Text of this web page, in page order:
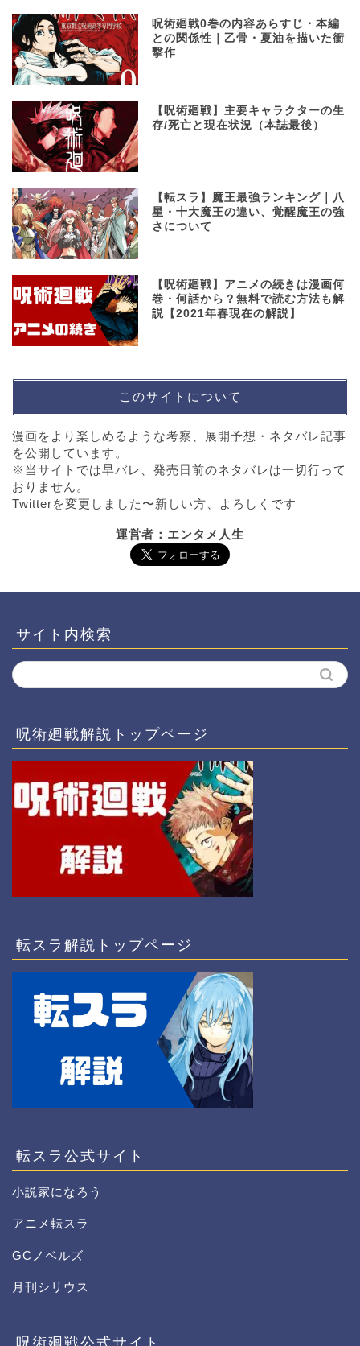
呪術廻戦0巻の内容あらすじ・本編
との関係性｜乙骨・夏油を描いた衝
撃作
【呪術廻戦】主要キャラクターの生
存/死亡と現在状況（本誌最後）
【転スラ】魔王最強ランキング｜八
星・十大魔王の違い、覚醒魔王の強
さについて
【呪術廻戦】アニメの続きは漫画何
巻・何話から？無料で読む方法も解
説【2021年春現在の解説】
このサイトについて
漫画をより楽しめるような考察、展開予想・ネタバレ記事
を公開しています。
※当サイトでは早バレ、発売日前のネタバレは一切行って
おりません。
Twitterを変更しました〜新しい方、よろしくです
運営者：エンタメ人生
サイト内検索
呪術廻戦解説トップページ
転スラ解説トップページ
転スラ公式サイト
小説家になろう
アニメ転スラ
GCノベルズ
月刊シリウス
呪術廻戦公式サイト